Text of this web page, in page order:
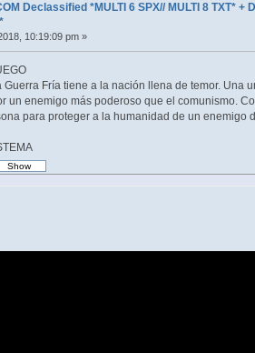
Declassified *MULTI 6 SPX// MULTI 8 TXT* +
10:19:09 pm »
Guerra Fría tiene a la nación llena de temor.
un enemigo más poderoso que el comunismo.
para proteger a la humanidad de un enemigo